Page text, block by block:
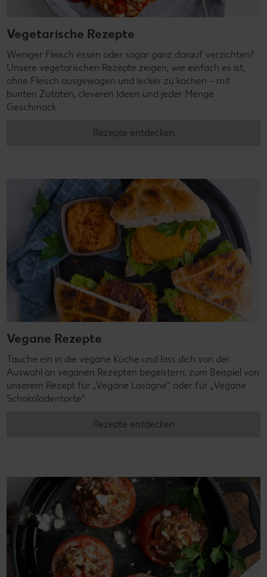
Vegetarische Rezepte
Weniger Fleisch essen oder sogar ganz darauf verzichten?
Unsere vegetarischen Rezepte zeigen, wie einfach es ist,
ohne Fleisch ausgewogen und lecker zu kochen – mit
bunten Zutaten, cleveren Ideen und jeder Menge
Geschmack.
Rezepte entdecken
Vegane Rezepte
Tauche ein in die vegane Küche und lass dich von der
Auswahl an veganen Rezepten begeistern, zum Beispiel von
unserem Rezept für „Vegane Lasagne“ oder für „Vegane
Schokoladentorte“.
Rezepte entdecken